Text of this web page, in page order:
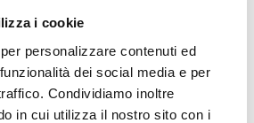
i cookie
personalizzare contenuti ed
dei social media e per
Condividiamo inoltre
in cui utilizza il nostro sito con i
2026
2025. I TOP TEN
2026